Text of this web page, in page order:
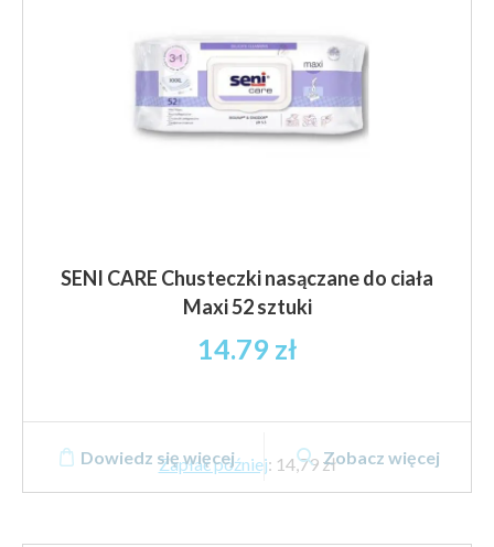
produktu
SENI CARE Chusteczki nasączane do ciała
Maxi 52 sztuki
14.79 zł
Zapłać później: 14,79 zł
Dowiedz się więcej Zobacz więcej